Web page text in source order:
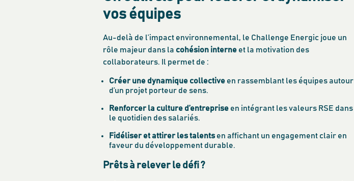
vos équipes
Au-delà de l’impact environnemental, le Challenge Energic joue un
rôle majeur dans la cohésion interneet la motivation des
collaborateurs. Il permet de :
Créer une dynamique collectiveen rassemblant les équipes autour
d’un projet porteur de sens.
Renforcer la culture d’entrepriseen intégrant les valeurs RSE dans
le quotidien des salariés.
Fidéliser et attirer les talentsen affichant un engagement clair en
faveur du développement durable.
Prêts à relever le défi ?